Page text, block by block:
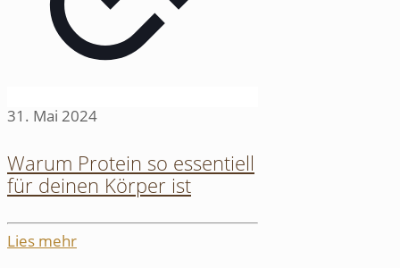
31. Mai 2024
Warum Protein so essentiell
für deinen Körper ist
Lies mehr